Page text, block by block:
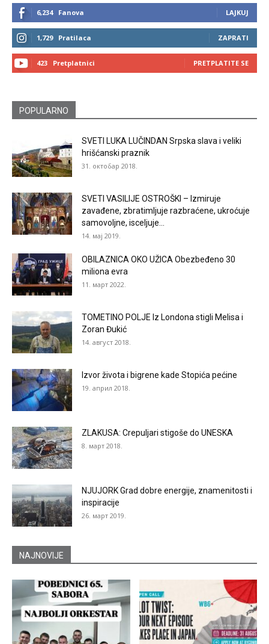
6,234 Fanova LAJKUJ
1,729 Pratilaca ZAPRATI
423 Pretplatnici PRETPLATITE SE
POPULARNO
SVETI LUKA LUČINDAN Srpska slava i veliki
hrišćanski praznik
31. октобар 2018.
SVETI VASILIJE OSTROŠKI – Izmiruje
zavađene, zbratimljuje razbraćene, ukroćuje
samovoljne, isceljuje...
14. мај 2019.
OBILAZNICA OKO UŽICA Obezbeđeno 30
miliona evra
11. март 2022.
TOMETINO POLJE Iz Londona stigli Melisa i
Zoran Đukić
14. август 2018.
Izvor života i bigrene kade Stopića pećine
19. април 2018.
ZLAKUSA: Crepuljari stigoše do UNESKA
8. март 2018.
NJUJORK Grad dobre energije, znamenitosti i
inspiracije
26. март 2019.
NAJNOVIJE